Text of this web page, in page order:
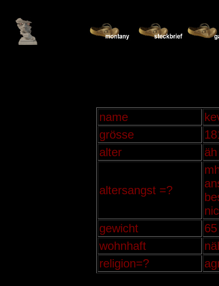
name
grösse
alter
altersangst =?
gewicht
wohnhaft
nä
religion=?